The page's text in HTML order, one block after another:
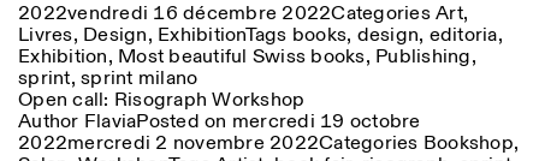
Bibliothèque
Jobs
Autres Activités
NEWSLETTER
Inscrivez-vous à notre newsletter pour recevoir
informations sur nos événements
HORAIRES DE LA
RÉCEPTION:
LUN-VEN
09:00–13:30, 14:30–18:00
HORAIRES DE VISITE:
Atlas Studios
Mercredi/Vendredi:
14h30–18h30
Catégorie
All
Anthropologie
Architecture
Art
Astrophysique
Présentation livre
2022vendredi 16 décembre 2022CategoriesArt,
Livres, Design, ExhibitionTags books, design, editoria,
Exhibition, Most beautiful Swiss books, Publishing,
sprint, sprint milano
Open call: Risograph Workshop
Author FlaviaPosted on mercredi 19 octobre
2022mercredi 2 novembre 2022Categories Bookshop,